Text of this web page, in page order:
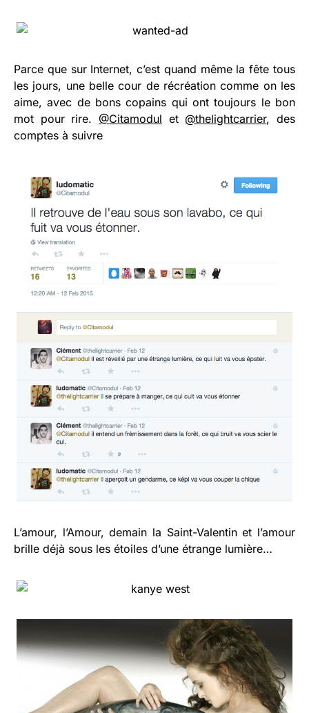
Parce que sur Internet, c’est quand même la fête tous
les jours, une belle cour de récréation comme on les
aime, avec de bons copains qui ont toujours le bon
mot pour rire. @Citamodul et @thelightcarrier, des
comptes à suivre
L’amour, l’Amour, demain la Saint-Valentin et l’amour
brille déjà sous les étoiles d’une étrange lumière…